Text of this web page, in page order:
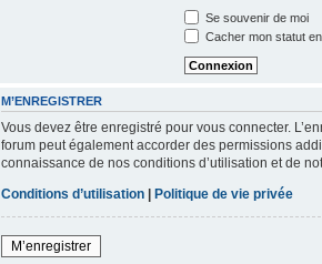
Se souvenir de moi
Cacher mon statut
M’ENREGISTRER
Vous devez être enregistré pour vous connecter.
forum peut également accorder des permissions
connaissance de nos conditions d’utilisation et de
Conditions d’utilisation | Politique de vie privée
M’enregistrer